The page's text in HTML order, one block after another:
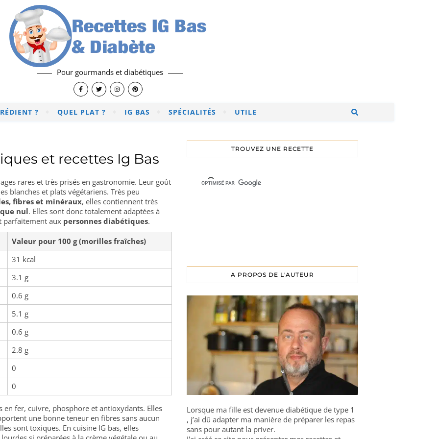
Pour gourmands et diabétiques
? QUEL PLAT ? IG BAS SPÉCIALITÉS UTILE
et recettes Ig Bas
rares et très prisés en gastronomie. Leur goût
blanches et plats végétariens. Très peu
fibres et minéraux, elles contiennent très
nul. Elles sont donc totalement adaptées à
aux personnes diabétiques.
Valeur pour 100 g (morilles fraîches)
31 kcal
3.1 g
0.6 g
5.1 g
0.6 g
2.8 g
0
0
en fer, cuivre, phosphore et antioxydants. Elles
une bonne teneur en fibres sans aucun
sont toxiques. En cuisine IG bas, elles
TROUVEZ UNE RECETTE
A PROPOS DE L'AUTEUR
Lorsque ma fille est devenue diabétique de type 1
, j’ai dû adapter ma manière de préparer les repas
sans pour autant la priver.